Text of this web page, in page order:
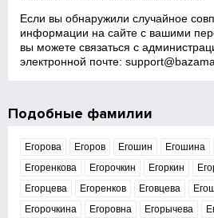
Если вы обнаружили случайное
информации на сайте с вашими
вы можете связаться с
электронной почте:
Подобные фамилии
Егорова Егоров Егошин Егошина
Егоренкова
Егорочкин Егоркин
Егорцева
Егоренков Еговцева
Егорочкина
Егоровна Егорычева